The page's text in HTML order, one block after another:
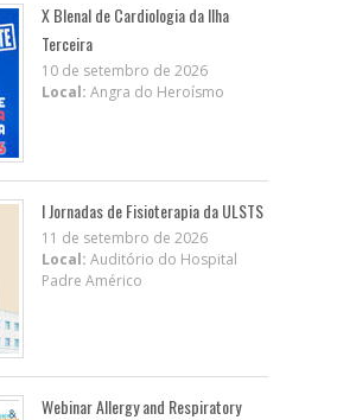
X BIenal de Cardiologia da Ilha
Terceira
10 de setembro de 2026
Local: Angra do Heroísmo
I Jornadas de Fisioterapia da ULSTS
11 de setembro de 2026
Local: Auditório do Hospital
Padre Américo
Webinar Allergy and Respiratory